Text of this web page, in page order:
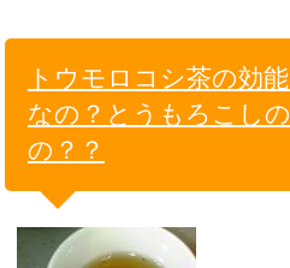
トウモロコシ茶の効
なの？とうもろこし
の？？